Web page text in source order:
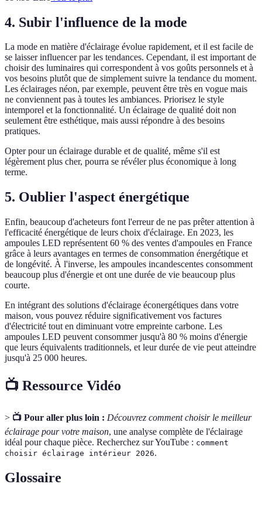
4. Subir l'influence de la mode
La mode en matière d'éclairage évolue rapidement, et il est facile de
se laisser influencer par les tendances. Cependant, il est important de
choisir des luminaires qui correspondent à vos goûts personnels et à
vos besoins plutôt que de simplement suivre la tendance du moment.
Les éclairages néon, par exemple, peuvent être très en vogue mais
ne conviennent pas à toutes les ambiances. Priorisez le style
intemporel et la fonctionnalité. Un éclairage de qualité doit non
seulement être esthétique, mais aussi répondre à des besoins
pratiques.
Opter pour un éclairage durable et de qualité, même s'il est
légèrement plus cher, pourra se révéler plus économique à long
terme.
5. Oublier l'aspect énergétique
Enfin, beaucoup d'acheteurs font l'erreur de ne pas prêter attention à
l'efficacité énergétique de leurs choix d'éclairage. En 2023, les
ampoules LED représentent 60 % des ventes d'ampoules en France
grâce à leurs avantages en termes de consommation énergétique et
de longévité. À l'inverse, les ampoules incandescentes consomment
beaucoup plus d'énergie et ont une durée de vie beaucoup plus
courte.
En intégrant des solutions d'éclairage éconergétiques dans votre
maison, vous pouvez réduire significativement vos factures
d'électricité tout en diminuant votre empreinte carbone. Les
ampoules LED peuvent consommer jusqu'à 80 % moins d'énergie
que leurs équivalents traditionnels, et leur durée de vie peut atteindre
jusqu'à 25 000 heures.
📺 Ressource Vidéo
> 📺 Pour aller plus loin : Découvrez comment choisir le meilleur
éclairage pour votre maison, une analyse complète de l'éclairage
idéal pour chaque pièce. Recherchez sur YouTube : comment
choisir éclairage intérieur 2026.
Glossaire